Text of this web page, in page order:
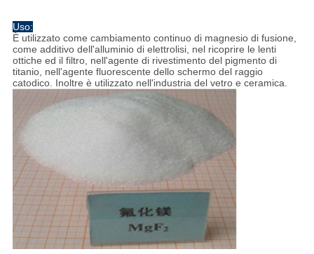
Uso:
È utilizzato come cambiamento continuo di magnesio di fusione,
come additivo dell'alluminio di elettrolisi, nel ricoprire le lenti
ottiche ed il filtro, nell'agente di rivestimento del pigmento di
titanio, nell'agente fluorescente dello schermo del raggio
catodico. Inoltre è utilizzato nell'industria del vetro e ceramica.